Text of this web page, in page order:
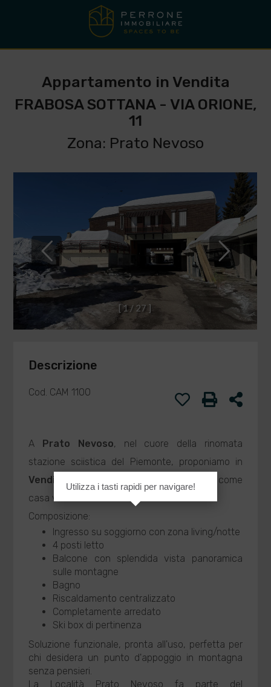
Appartamento in Vendita
FRABOSA SOTTANA - VIA ORIONE,
11
Zona: Prato Nevoso
[ 1/ 27 ]
Descrizione
Cod. CAM 1100
A Prato Nevoso, nel cuore della rinomata
stazione sciistica del Piemonte, proponiamo in
Vendita
, ideale come
casa vacanze o investimento da reddito.
Composizione:
Ingresso su soggiorno con zona living/notte
4 posti letto
Balcone con splendida vista panoramica
sulle montagne
Bagno
Riscaldamento centralizzato
Completamente arredato
Ski box di pertinenza
Soluzione funzionale, pronta all'uso, perfetta per
chi desidera un punto d'appoggio in montagna
senza pensieri.
La Località Prato Nevoso fa parte del
Utilizza i tasti rapidi per navigare!